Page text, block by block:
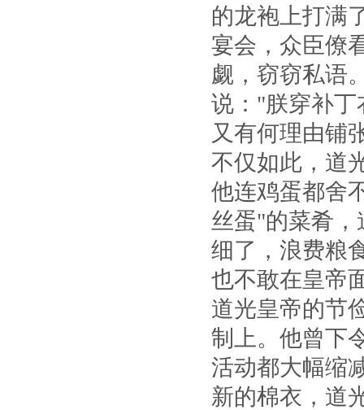
的龙袍上打满
宴会，众臣僚
觑，窃窃私语
说："朕穿补丁
又有何理由铺
不仅如此，道
他连鸡蛋都舍
丝蛋"的菜肴
细了，浪费粮
也不敢在皇帝
道光皇帝的节
制上。他曾下
活动都大幅缩
新的棉衣，道